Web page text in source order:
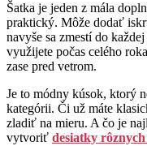
Šatka je jeden z mála
praktický. Môže dodať
navyše sa zmestí do
využijete počas celého
zase pred vetrom.
Je to módny kúsok, ktorý
kategórii. Či už máte
zladiť na mieru. A čo je
vytvoriť desiatky rôznych